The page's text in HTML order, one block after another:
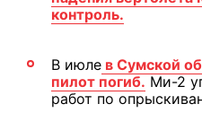
контроль.
В июле в Сумской
пилот погиб. Ми-2
работ по